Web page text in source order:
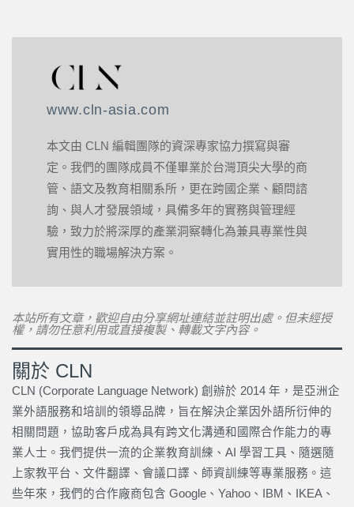
www.cln-asia.com
本文由 CLN 編輯團隊的資深專家協力撰寫與審
定。我們的團隊成員不僅畢業於台灣頂尖大學的商
管、語文及教育相關系所，更在跨國企業、顧問諮
詢、與人才發展領域，具備多年的實務與管理經
驗，致力於將深厚的產業洞察轉化為兼具專業性與
實用性的職場解決方案。
本站所有文章，歡迎自由分享網址連結並註明出處。但未經授
權，請勿任意利用或直接複製、轉載文字內容。
關於 CLN
CLN (Corporate Language Network) 創辦於 2014 年，是亞洲企
業外語服務和培訓的領導品牌，旨在解決企業因外語所衍伸的
相關問題，協助客戶成為具有跨文化溝通和國際合作能力的專
業人士。我們提供一流的企業教育訓練、AI 學習工具、隨選隨
上家教平台、文件翻譯、會議口譯、師資訓練等專業服務。這
些年來，我們的合作廠商包含 Google、Yahoo、IBM、IKEA、